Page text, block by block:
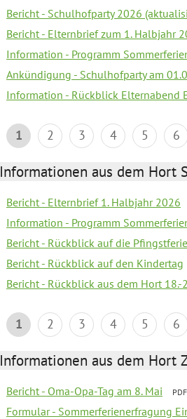
Bericht - Schulhofparty 2026
Bericht - Elternbrief zum 1. Halbjahr
Information - Programm
Ankündigung - Schulhofparty am
Information - Rückblick Elternabend
1 2 3 4 5 6
Informationen aus dem Hort
Bericht - Elternbrief 1. Halbjahr 2026
Information - Programm
Bericht - Rückblick auf die
Bericht - Rückblick auf den Kindertag
Bericht - Rückblick aus dem Hort 18.-
1 2 3 4 5 6
Informationen aus dem Hort
Bericht - Oma-Opa-Tag am 8. Mai
Formular - Sommerferienerfragung